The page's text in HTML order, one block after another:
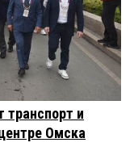
транспорт и
Омска